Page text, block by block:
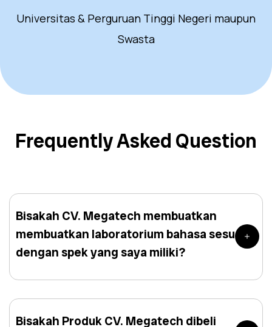
Universitas & Perguruan Tinggi Negeri maupun
Swasta
Frequently Asked Question
Bisakah CV. Megatech membuatkan
membuatkan laboratorium bahasa sesuai
dengan spek yang saya miliki?
Bisakah Produk CV. Megatech dibeli